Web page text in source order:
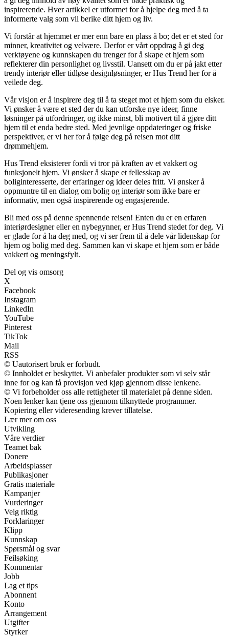
inspirerende. Hver artikkel er utformet for å hjelpe deg med å ta
informerte valg som vil berike ditt hjem og liv.
Vi forstår at hjemmet er mer enn bare en plass å bo; det er et sted for
minner, kreativitet og velvære. Derfor er vårt oppdrag å gi deg
verktøyene og kunnskapen du trenger for å skape et hjem som
reflekterer din personlighet og livsstil. Uansett om du er på jakt etter
trendy interiør eller tidløse designløsninger, er Hus Trend her for å
veilede deg.
Vår visjon er å inspirere deg til å ta steget mot et hjem som du elsker.
Vi ønsker å være et sted der du kan utforske nye ideer, finne
løsninger på utfordringer, og ikke minst, bli motivert til å gjøre ditt
hjem til et enda bedre sted. Med jevnlige oppdateringer og friske
perspektiver, er vi her for å følge deg på reisen mot ditt
drømmehjem.
Hus Trend eksisterer fordi vi tror på kraften av et vakkert og
funksjonelt hjem. Vi ønsker å skape et fellesskap av
boliginteresserte, der erfaringer og ideer deles fritt. Vi ønsker å
oppmuntre til en dialog om bolig og interiør som ikke bare er
informativ, men også inspirerende og engasjerende.
Bli med oss på denne spennende reisen! Enten du er en erfaren
interiørdesigner eller en nybegynner, er Hus Trend stedet for deg. Vi
er glade for å ha deg med, og vi ser frem til å dele vår lidenskap for
hjem og bolig med deg. Sammen kan vi skape et hjem som er både
vakkert og meningsfylt.
Del og vis omsorg
X
Facebook
Instagram
LinkedIn
YouTube
Pinterest
TikTok
Mail
RSS
© Uautorisert bruk er forbudt.
© Innholdet er beskyttet. Vi anbefaler produkter som vi selv står
inne for og kan få provisjon ved kjøp gjennom disse lenkene.
© Vi forbeholder oss alle rettigheter til materialet på denne siden.
Noen lenker kan tjene oss gjennom tilknyttede programmer.
Kopiering eller videresending krever tillatelse.
Lær mer om oss
Utvikling
Våre verdier
Teamet bak
Donere
Arbeidsplasser
Publikasjoner
Gratis materiale
Kampanjer
Vurderinger
Velg riktig
Forklaringer
Klipp
Kunnskap
Spørsmål og svar
Feilsøking
Kommentar
Jobb
Lag et tips
Abonnent
Konto
Arrangement
Utgifter
Styrker